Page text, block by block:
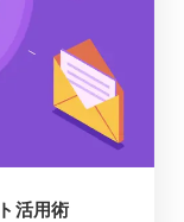
活用術